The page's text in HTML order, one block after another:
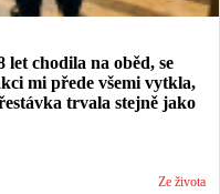
let chodila na oběd, se
mi přede všemi vytkla,
trvala stejně jako
Ze života